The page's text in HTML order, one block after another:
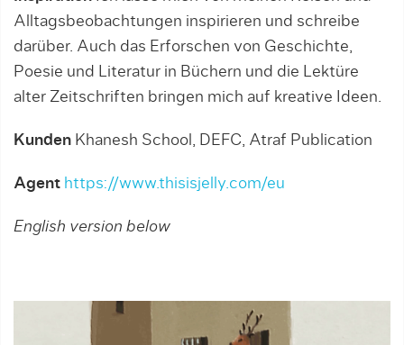
Alltagsbeobachtungen inspirieren und schreibe
darüber. Auch das Erforschen von Geschichte,
Poesie und Literatur in Büchern und die Lektüre
alter Zeitschriften bringen mich auf kreative Ideen.
Kunden Khanesh School, DEFC, Atraf Publication
Agent https://www.thisisjelly.com/eu
English version below